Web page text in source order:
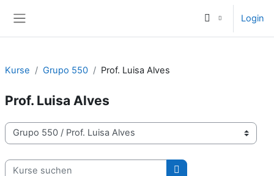
Login
Kurse Grupo 550 Prof. Luisa Alves
Prof. Luisa Alves
Kursbereiche
Kurse suchen